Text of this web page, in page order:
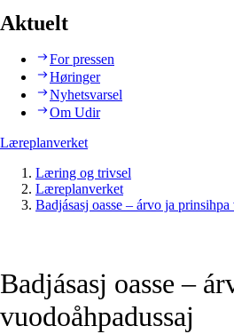
Aktuelt
For pressen
Høringer
Nyhetsvarsel
Om Udir
Læreplanverket
Læring og trivsel
Læreplanverket
Badjásasj oasse – árvo ja prinsihpa
Badjásasj oasse –
vuodoåhpadussaj